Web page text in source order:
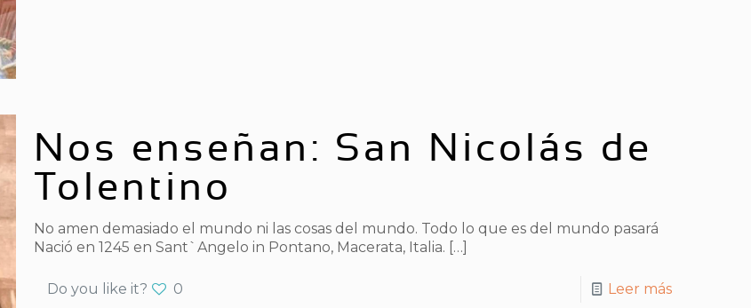
Nos enseñan: San Nicolás de
Tolentino
No amen demasiado el mundo ni las cosas del mundo. Todo lo que es del mundo pasará
Nació en 1245 en Sant`Angelo in Pontano, Macerata, Italia. […]
Do you like it? 0 Leer más